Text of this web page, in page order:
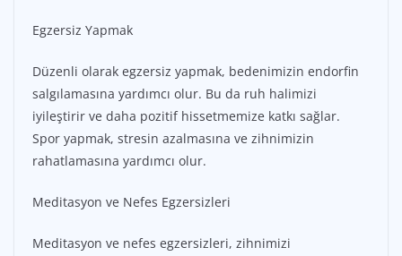
Egzersiz Yapmak
Düzenli olarak egzersiz yapmak, bedenimizin endorfin
salgılamasına yardımcı olur. Bu da ruh halimizi
iyileştirir ve daha pozitif hissetmemize katkı sağlar.
Spor yapmak, stresin azalmasına ve zihnimizin
rahatlamasına yardımcı olur.
Meditasyon ve Nefes Egzersizleri
Meditasyon ve nefes egzersizleri, zihnimizi